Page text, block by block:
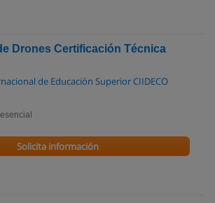
Drones Certificación Técnica
de Educación Superior CIIDECO
Solicita información